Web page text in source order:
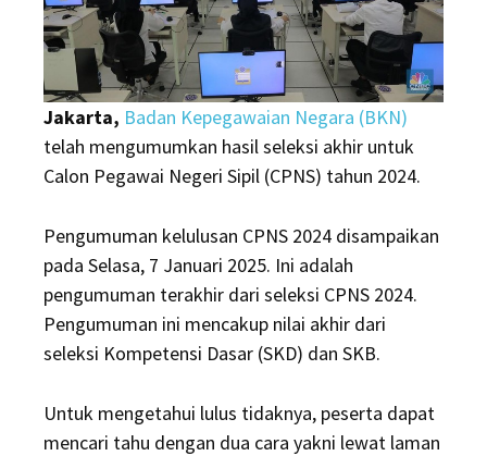
Ini
Cara
Cek
Kelulusan!
Jakarta, Badan Kepegawaian Negara (BKN)
telah mengumumkan hasil seleksi akhir untuk
Calon Pegawai Negeri Sipil (CPNS) tahun 2024.
Pengumuman kelulusan CPNS 2024 disampaikan
pada Selasa, 7 Januari 2025. Ini adalah
pengumuman terakhir dari seleksi CPNS 2024.
Pengumuman ini mencakup nilai akhir dari
seleksi Kompetensi Dasar (SKD) dan SKB.
Untuk mengetahui lulus tidaknya, peserta dapat
mencari tahu dengan dua cara yakni lewat laman